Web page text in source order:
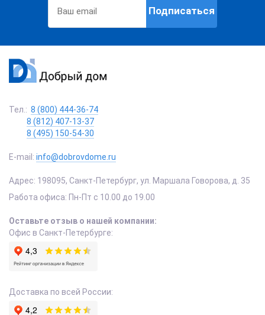
Подписаться
Тел.: 8 (800) 444-36-74
8 (812) 407-13-37
8 (495) 150-54-30
E-mail: info@dobrovdome.ru
Адрес: 198095, Санкт-Петербург, ул. Маршала Говорова, д. 35
Работа офиса: Пн-Пт с 10.00 до 19.00
Оставьте отзыв о нашей компании:
Офис в Санкт-Петербурге:
Доставка по всей России: